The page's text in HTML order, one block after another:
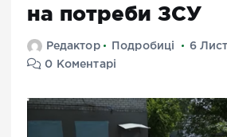
на потреби ЗСУ
Редактор Подробиці
6
0 Коментарі